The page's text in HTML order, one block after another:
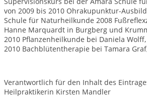
von 2009 bis 2010 Ohrakupunktur-
Schule für Naturheilkunde 2008
Hanne Marquardt in Burgberg und
2010 Pflanzenheilkunde bei Daniela
2010 Bachblütentherapie bei Tamara
Verantwortlich für den Inhalt des
Heilpraktikerin Kirsten Mandler